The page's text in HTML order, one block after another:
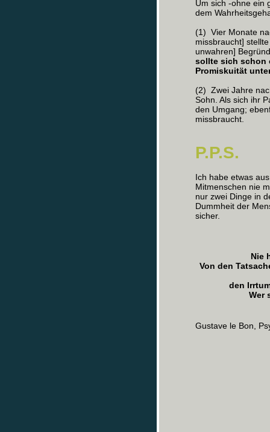
Um sich -ohne ein
dem
(1) Vier Monate
missbraucht]
unwahren]
sollte sich schon
Promiskuität
(2) Zwei Jahre
Sohn. Als sich ihr
den Umgang;
missbraucht.
P.P.S.
Ich habe etwas
Mitmenschen nie
nur zwei Dinge in
Dummheit der
sicher.
Nie
Von den
den
Wer
Gustave le Bon,